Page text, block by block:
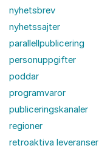
nyhetsbrev
nyhetssajter
parallellpublicering
personuppgifter
poddar
programvaror
publiceringskanaler
regioner
retroaktiva leveranser